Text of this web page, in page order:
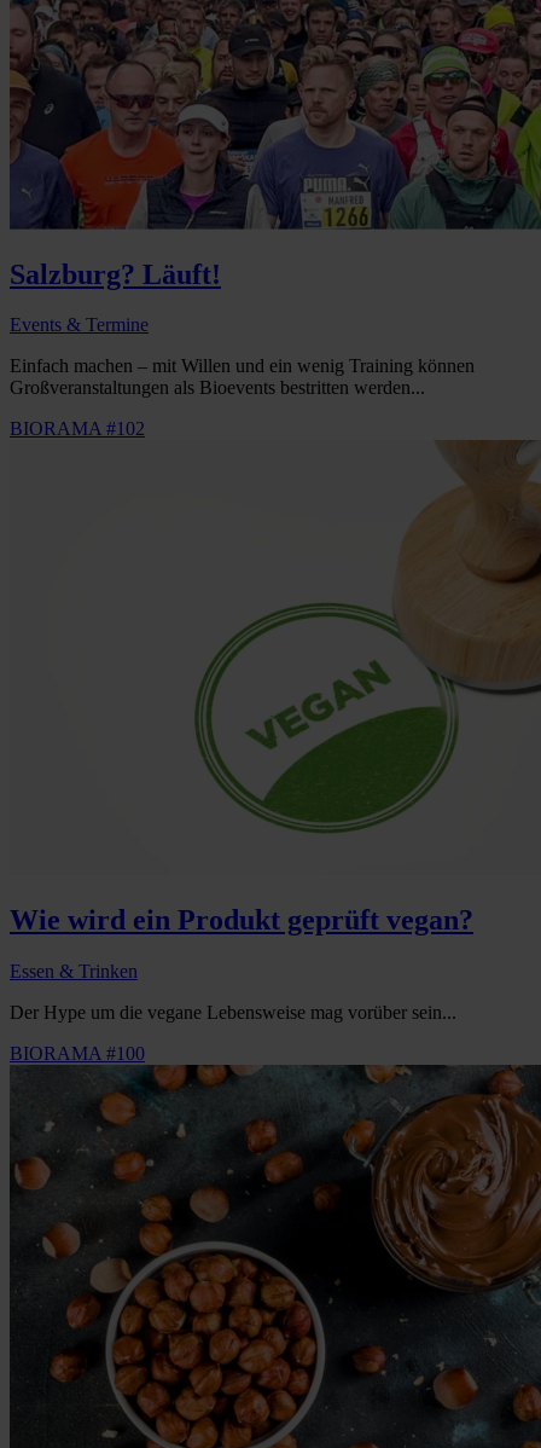
Salzburg? Läuft!
Events & Termine
Einfach machen – mit Willen und ein wenig Training können
Großveranstaltungen als Bioevents bestritten werden...
BIORAMA #102
Wie wird ein Produkt geprüft vegan?
Essen & Trinken
Der Hype um die vegane Lebensweise mag vorüber sein...
BIORAMA #100